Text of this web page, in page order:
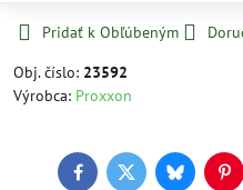
Pridať k Obľúbeným
Obj. číslo: 23592
Výrobca: Proxxon
FacebookTwitterBluesky